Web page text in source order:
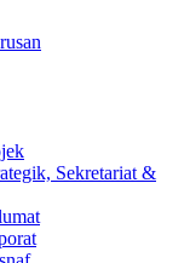
Sekretariat &